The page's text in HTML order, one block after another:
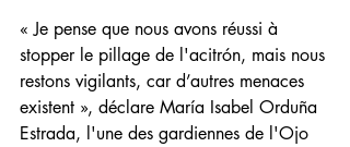
« Je pense que nous avons réussi à
stopper le pillage de l'acitrón, mais nous
restons vigilants, car d’autres menaces
existent », déclare María Isabel Orduña
Estrada, l'une des gardiennes de l'Ojo